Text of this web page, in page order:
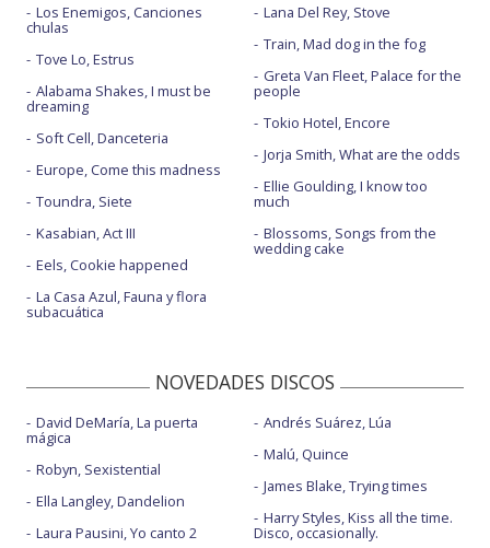
Los Enemigos, Canciones
chulas
Tove Lo, Estrus
Alabama Shakes, I must be
dreaming
Soft Cell, Danceteria
Europe, Come this madness
Toundra, Siete
Kasabian, Act III
Eels, Cookie happened
La Casa Azul, Fauna y flora
subacuática
Lana Del Rey, Stove
Train, Mad dog in the fog
Greta Van Fleet, Palace for the
people
Tokio Hotel, Encore
Jorja Smith, What are the odds
Ellie Goulding, I know too
much
Blossoms, Songs from the
wedding cake
NOVEDADES DISCOS
David DeMaría, La puerta
mágica
Robyn, Sexistential
Ella Langley, Dandelion
Laura Pausini, Yo canto 2
Andrés Suárez, Lúa
Malú, Quince
James Blake, Trying times
Harry Styles, Kiss all the time.
Disco, occasionally.